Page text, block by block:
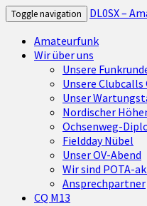
Toggle navigation
DL0SX –
Amateurfunk
Wir über uns
Unsere
Unsere Clubcalls
Unser
Nordischer
Ochsenweg-
Fieldday Nübel
Unser OV-Abend
Wir sind POTA-
Ansprechpartner
CQ M13